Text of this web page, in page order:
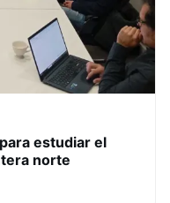
estudiar el
norte